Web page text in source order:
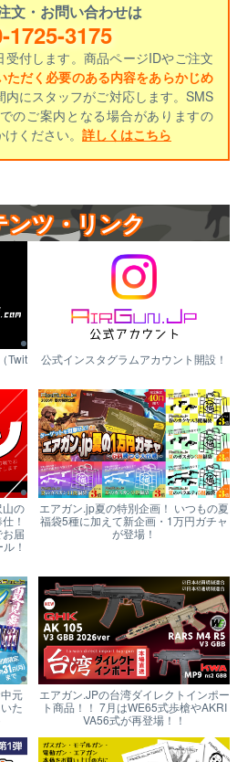
文・お問い合わせは
1725-3175
受付します。商品ページIDやご注文
ただく必要のある内容をあらかじめ
内にスタッフがご対応します。SMS
のご案内となる場合がありますの
ください。 詳しくはこちら
ツ・リンク
Twit
公式インスタグラムアカウント開設！
山の
！
届
！
エアガン.jp夏の特別企画！ いつもの夏
福袋5種に加えて新企画・1万円ガチャ
が登場！
元
た
エアガン.JPの台湾ダイレクトインポー
ト商品！！ 7月はWE65式歩槍やAKRI
VA56式が再登場！！